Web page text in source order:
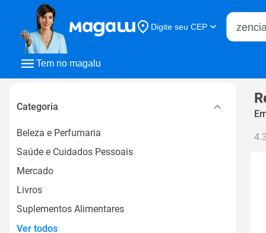
Tem no magalu
Digite seu CEP
Buscar
Categoria
Beleza e Perfumaria
Saúde e Cuidados Pessoais
Mercado
Livros
Suplementos Alimentares
Ver todos